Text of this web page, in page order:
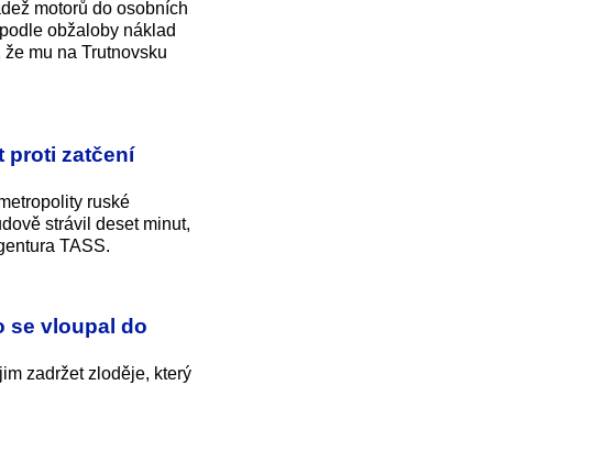
motorů do osobních
obžaloby náklad
mu na Trutnovsku
proti zatčení
ruské
strávil deset minut,
TASS.
se vloupal do
zadržet zloděje, který